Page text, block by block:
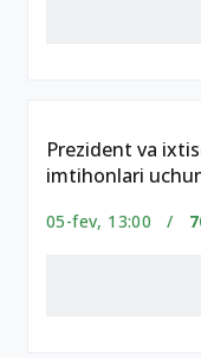
Prezident va
imtihonlari
05-fev, 13:00 /